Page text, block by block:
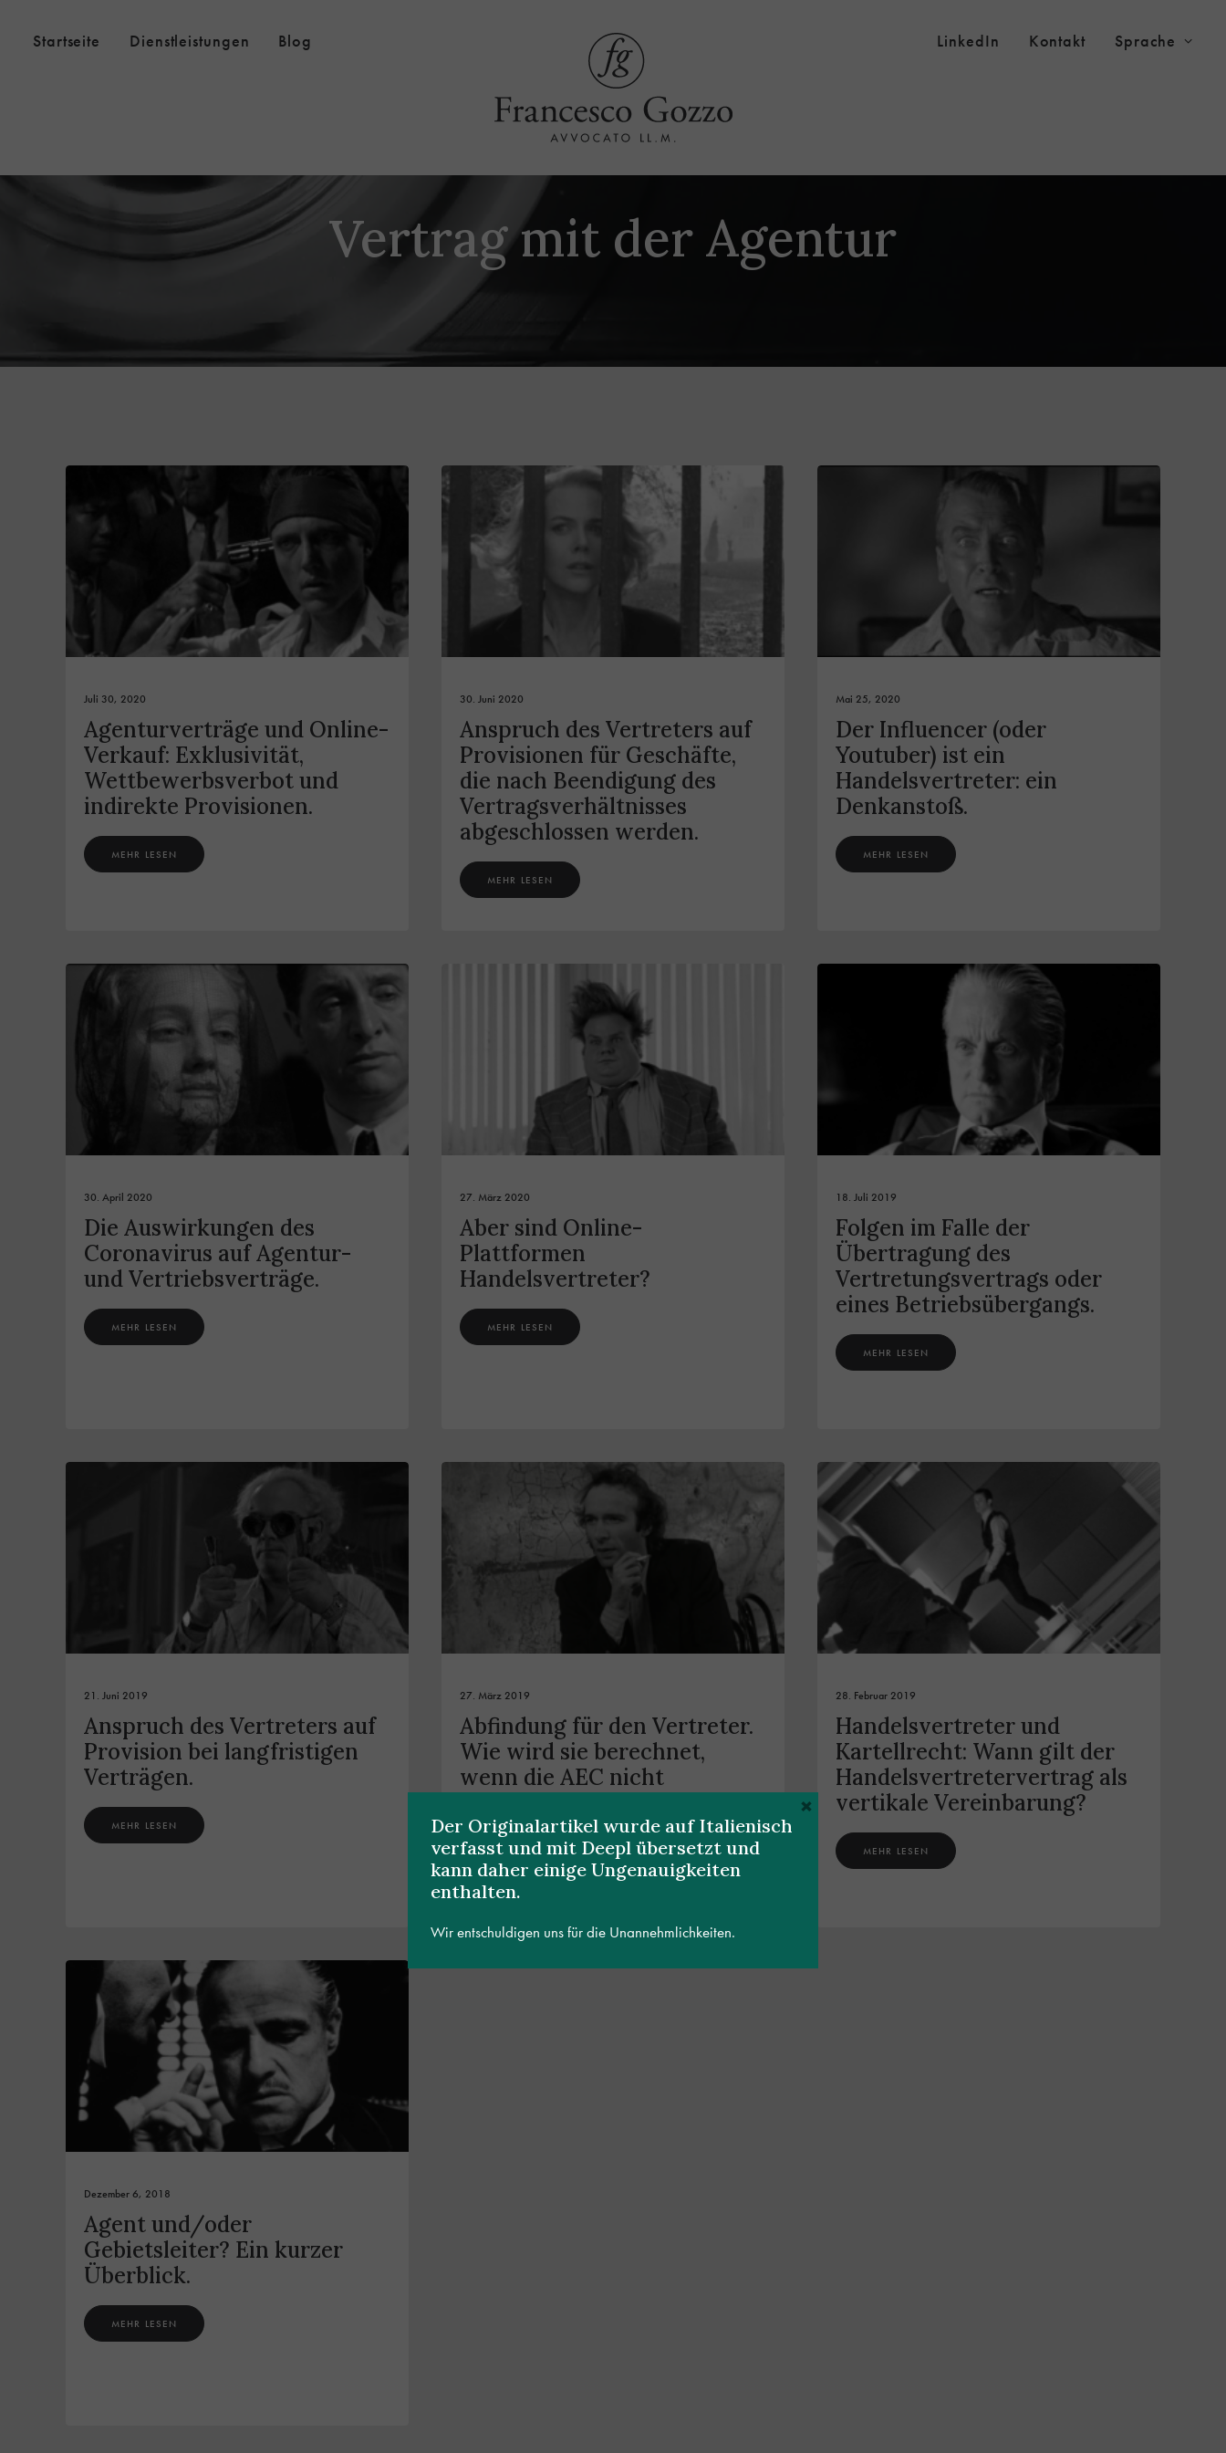
Startseite Dienstleistungen Blog LinkedIn Kontakt Sprache
Vertrag mit der Agentur
Juli 30, 2020
Agenturverträge und Online-
Verkauf: Exklusivität,
Wettbewerbsverbot und
indirekte Provisionen.
MEHR LESEN
30. Juni 2020
Anspruch des Vertreters auf
Provisionen für Geschäfte,
die nach Beendigung des
Vertragsverhältnisses
abgeschlossen werden.
MEHR LESEN
Mai 25, 2020
Der Influencer (oder
Youtuber) ist ein
Handelsvertreter: ein
Denkanstoß.
MEHR LESEN
30. April 2020
Die Auswirkungen des
Coronavirus auf Agentur-
und Vertriebsverträge.
MEHR LESEN
27. März 2020
Aber sind Online-
Plattformen
Handelsvertreter?
MEHR LESEN
18. Juli 2019
Folgen im Falle der
Übertragung des
Vertretungsvertrags oder
eines Betriebsübergangs.
MEHR LESEN
21. Juni 2019
Anspruch des Vertreters auf
Provision bei langfristigen
Verträgen.
MEHR LESEN
27. März 2019
Abfindung für den Vertreter.
Wie wird sie berechnet,
wenn die AEC nicht
MEHR LESEN
28. Februar 2019
Handelsvertreter und
Kartellrecht: Wann gilt der
Handelsvertretervertrag als
vertikale Vereinbarung?
MEHR LESEN
Dezember 6, 2018
Agent und/oder
Gebietsleiter? Ein kurzer
Überblick.
MEHR LESEN
Der Originalartikel wurde auf Italienisch
verfasst und mit Deepl übersetzt und
kann daher einige Ungenauigkeiten
enthalten.
Wir entschuldigen uns für die Unannehmlichkeiten.
×